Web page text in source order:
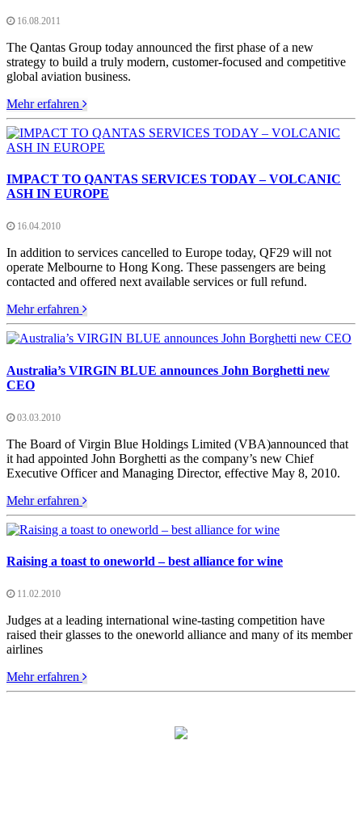
16.08.2011
The Qantas Group today announced the first phase of a new
strategy to build a truly modern, customer-focused and competitive
global aviation business.
Mehr erfahren
IMPACT TO QANTAS SERVICES TODAY – VOLCANIC
ASH IN EUROPE
16.04.2010
In addition to services cancelled to Europe today, QF29 will not
operate Melbourne to Hong Kong. These passengers are being
contacted and offered next available services or full refund.
Mehr erfahren
Australia’s VIRGIN BLUE announces John Borghetti new
CEO
03.03.2010
The Board of Virgin Blue Holdings Limited (VBA)announced that
it had appointed John Borghetti as the company’s new Chief
Executive Officer and Managing Director, effective May 8, 2010.
Mehr erfahren
Raising a toast to oneworld – best alliance for wine
11.02.2010
Judges at a leading international wine-tasting competition have
raised their glasses to the oneworld alliance and many of its member
airlines
Mehr erfahren